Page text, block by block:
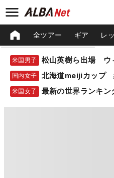
全ツアー ギア レ
米国男子 松山英樹ら出場 ウ
国内女子 北海道meijiカップ
米国女子 最新の世界ランキン